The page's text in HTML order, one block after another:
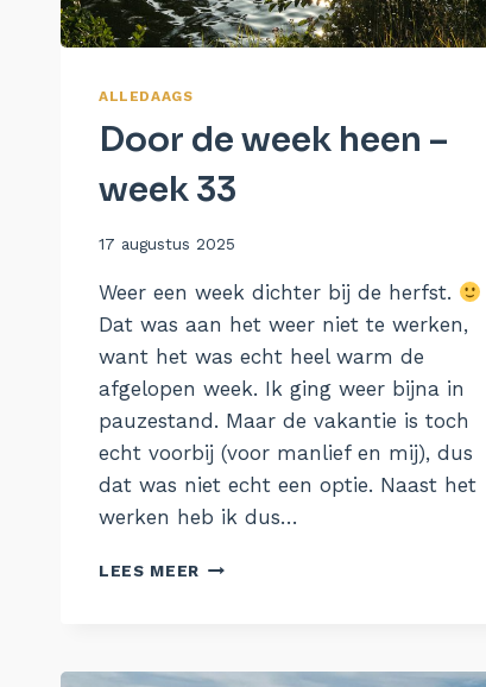
ALLEDAAGS
Door de week heen –
week 33
Door
17 augustus 2025
Weer een week dichter bij de herfst.
Dat was aan het weer niet te werken,
want het was echt heel warm de
afgelopen week. Ik ging weer bijna in
pauzestand. Maar de vakantie is toch
echt voorbij (voor manlief en mij), dus
dat was niet echt een optie. Naast het
werken heb ik dus…
LEES MEER DOOR